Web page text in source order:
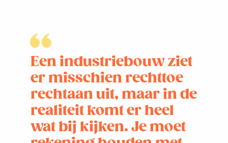
Een industriebouw ziet
er misschien rechttoe
rechtaan uit, maar in de
realiteit komt er heel
wat bij kijken. Je moet